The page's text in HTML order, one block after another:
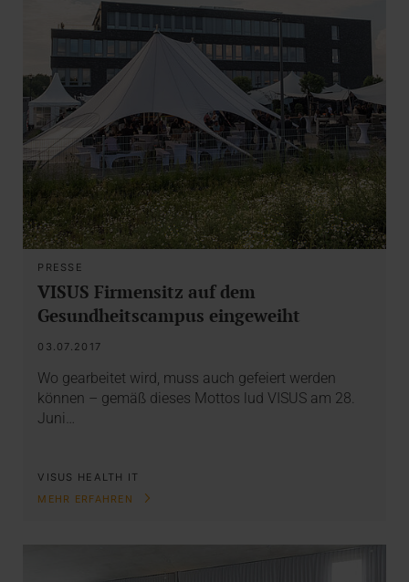
PRESSE
VISUS Firmensitz auf dem
Gesundheitscampus eingeweiht
03.07.2017
Wo gearbeitet wird, muss auch gefeiert werden
können – gemäß dieses Mottos lud VISUS am 28.
Juni…
VISUS HEALTH IT
MEHR ERFAHREN